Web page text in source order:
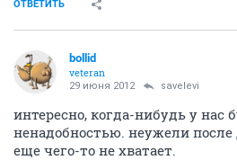
ОТВЕТИТЬ
bollid
veteran
29 июня 2012 savelevi
интересно, когда-нибудь у нас
ненадобностью. неужели
еще чего-то не хватает.